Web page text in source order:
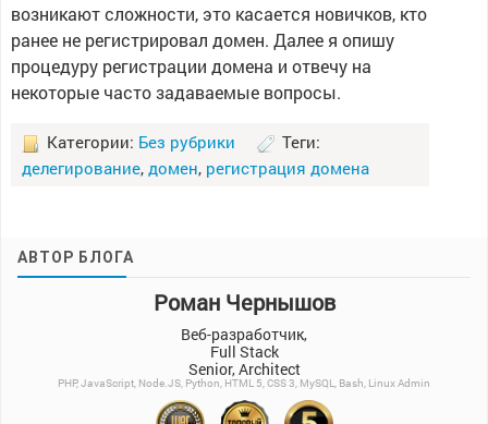
возникают сложности, это касается новичков, кто
ранее не регистрировал домен. Далее я опишу
процедуру регистрации домена и отвечу на
некоторые часто задаваемые вопросы.
Категории: Без рубрики
Теги:
делегирование, домен, регистрация домена
АВТОР БЛОГА
Роман Чернышов
Веб-разработчик,
Full Stack
Senior, Architect
PHP, JavaScript, Node.JS, Python, HTML 5, CSS 3, MySQL, Bash, Linux Admin